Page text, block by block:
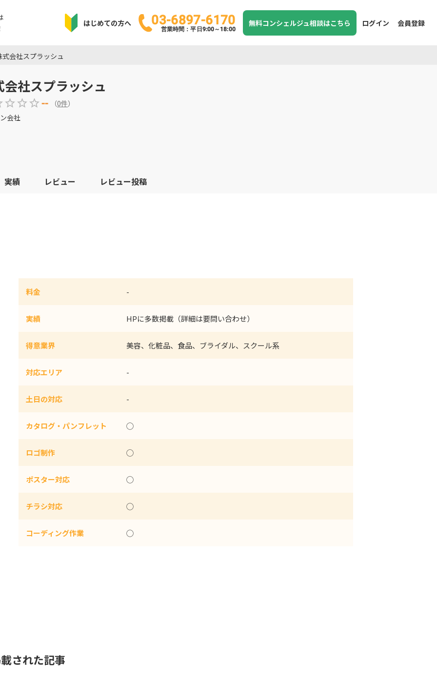
はじめての方へ 03-6897-6170
営業時間：平日9:00～18:00
無料コンシェルジュ相談はこちら ログイン 会員登録
式会社スプラッシュ
会社スプラッシュ
-- （0件）
会社
実績 レビュー レビュー投稿
料金 -
実績 HPに多数掲載（詳細は要問い合わせ）
得意業界 美容、化粧品、食品、ブライダル、スクール系
対応エリア -
土日の対応 -
カタログ・パンフレット ◯
ロゴ制作 ◯
ポスター対応 ◯
チラシ対応 ◯
コーディング作業 ◯
された記事